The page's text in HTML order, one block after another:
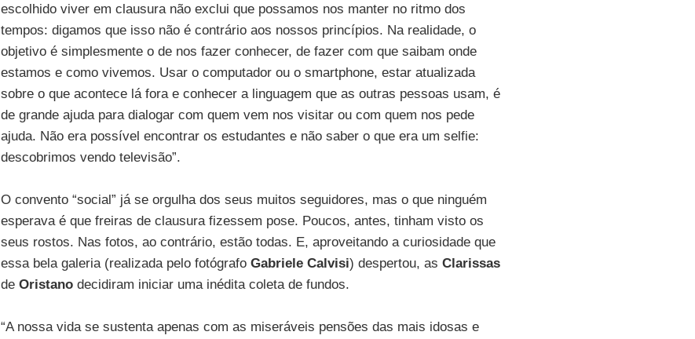
escolhido viver em clausura não exclui que possamos nos manter no ritmo dos
tempos: digamos que isso não é contrário aos nossos princípios. Na realidade, o
objetivo é simplesmente o de nos fazer conhecer, de fazer com que saibam onde
estamos e como vivemos. Usar o computador ou o smartphone, estar atualizada
sobre o que acontece lá fora e conhecer a linguagem que as outras pessoas usam, é
de grande ajuda para dialogar com quem vem nos visitar ou com quem nos pede
ajuda. Não era possível encontrar os estudantes e não saber o que era um selfie:
descobrimos vendo televisão”.
O convento “social” já se orgulha dos seus muitos seguidores, mas o que ninguém
esperava é que freiras de clausura fizessem pose. Poucos, antes, tinham visto os
seus rostos. Nas fotos, ao contrário, estão todas. E, aproveitando a curiosidade que
essa bela galeria (realizada pelo fotógrafo Gabriele Calvisi) despertou, as Clarissas
de Oristanodecidiram iniciar uma inédita coleta de fundos.
“A nossa vida se sustenta apenas com as miseráveis pensões das mais idosas e